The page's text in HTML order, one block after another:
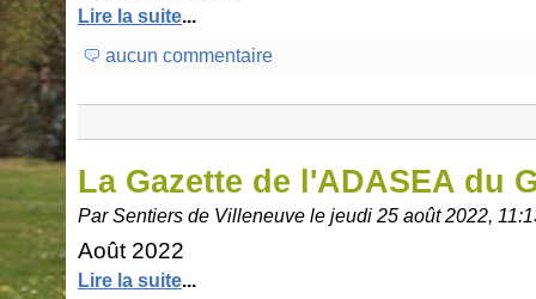
Lire la suite...
aucun commentaire
La Gazette de l'ADASEA du
Par Sentiers de Villeneuve le jeudi 25 août 2022,
Août 2022
Lire la suite...